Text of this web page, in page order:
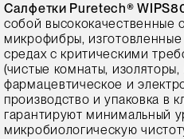
Салфетки Puretech®
собой высококачественные
микрофибры,
средах с критическими
(чистые комнаты,
фармацевтическое и
производство и упаковка в
гарантируют минимальный
микробиологическую